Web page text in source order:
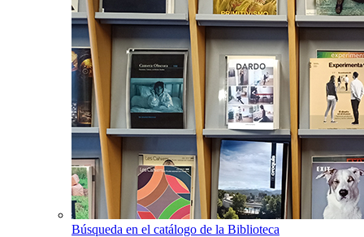
Búsqueda en el catálogo de la Biblioteca